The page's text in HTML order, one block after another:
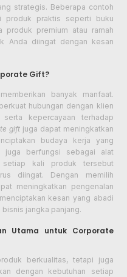
strategis. Beberapa contoh
produk praktis seperti buku
produk premium atau ramah
Anda diingat dengan kesan
Gift?
banyak manfaat.
hubungan dengan klien
kepercayaan terhadap
giftjuga dapat meningkatkan
budaya kerja yang
berfungsi sebagai alat
kali produk tersebut
diingat. Dengan memilih
meningkatkan pengenalan
kesan yang abadi
jangka panjang.
Utama untuk Corporate
berkualitas, tetapi juga
dengan kebutuhan setiap